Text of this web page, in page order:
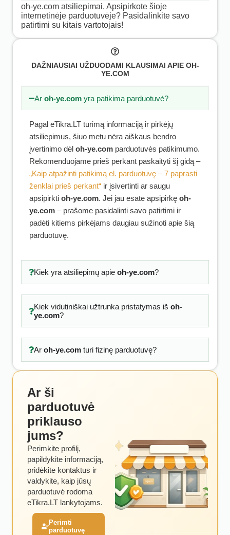
oh-ye.com atsiliepimai. Apsipirkote šioje
internetinėje parduotuvėje? Pasidalinkite savo
patirtimi su kitais vartotojais!
DAŽNIAUSIAI UŽDUODAMI KLAUSIMAI APIE OH-
YE.COM
Aroh-ye.com yra patikima parduotuvė?
Pagal eTikra.LT turimą informaciją ir pirkėjų
atsiliepimus, šiuo metu nėra aiškaus bendro
įvertinimo dėl oh-ye.com parduotuvės patikimumo.
Rekomenduojame prieš perkant paskaityti šį gidą –
„Kaip atpažinti patikimą el. parduotuvę – 7 paprasti
ženklai prieš perkant“ ir įsivertinti ar saugu
apsipirkti oh-ye.com. Jei jau esate apsipirkę oh-
ye.com – prašome pasidalinti savo patirtimi ir
padėti kitiems pirkėjams daugiau sužinoti apie šią
parduotuvę.
Kiek yra atsiliepimų apie oh-ye.com?
Kiek vidutiniškai užtrunka pristatymas iš oh-
ye.com?
Ar oh-ye.comturi fizinę parduotuvę?
Ar ši
parduotuvė
priklauso
jums?
Perimkite profilį,
papildykite informaciją,
pridėkite kontaktus ir
valdykite, kaip jūsų
parduotuvė rodoma
eTikra.LT lankytojams.
Perimti
parduotuvę